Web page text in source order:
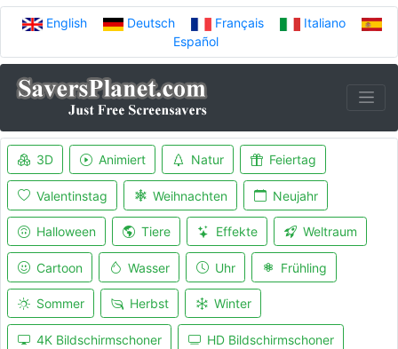
English Deutsch Français
Italiano
Español
3D Animiert Natur Feiertag
Valentinstag Weihnachten Neujahr
Halloween Tiere Effekte Weltraum
Cartoon Wasser Uhr Frühling
Sommer Herbst Winter
4K Bildschirmschoner HD Bildschirmschoner